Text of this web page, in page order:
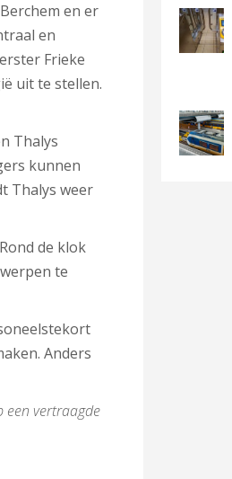
en er
en
Frieke
uit te stellen.
Thalys
kunnen
Thalys weer
de klok
te
Anders
een vertraagde